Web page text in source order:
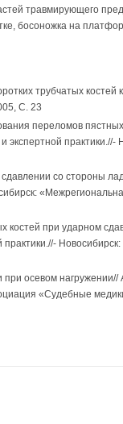
травмирующего
босоножка на
трубчатых костей
С. 23
переломов
практики.//-
со стороны
костей при ударном
Новосибирск:
осевом нагружении//
«Судебные